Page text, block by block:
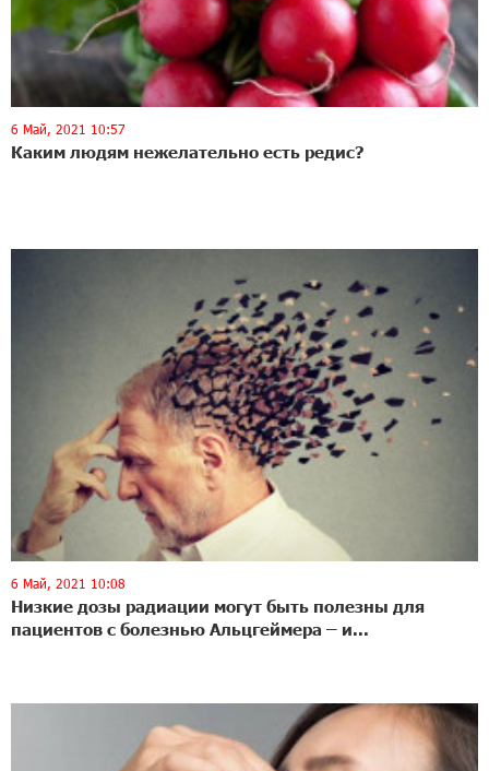
6 Май, 2021 10:57
Каким людям нежелательно есть редис?
6 Май, 2021 10:08
Низкие дозы радиации могут быть полезны для
пациентов с болезнью Альцгеймера – и...